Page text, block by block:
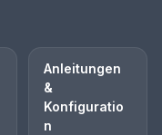
Anleitungen
&
Konfiguratio
n